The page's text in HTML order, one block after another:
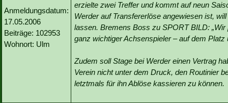
Anmeldungsdatum:
17.05.2006
Beiträge: 102953
Wohnort: Ulm
erzielte zwei Treffer und kommt auf neun
Werder auf Transfererlöse angewiesen ist,
lassen. Bremens Boss zu SPORT BILD:
ganz wichtiger Achsenspieler – auf dem Platz
Zudem soll Stage bei Werder einen Vertrag
Verein nicht unter dem Druck, den Routinier
letztmals für ihn Ablöse kassieren zu können.